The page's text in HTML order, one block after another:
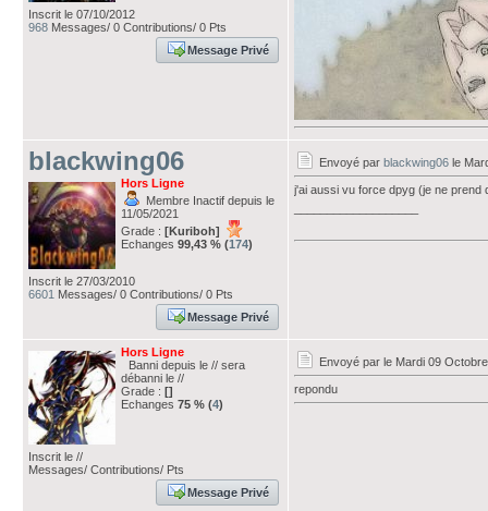
Inscrit le 07/10/2012
968 Messages/ 0 Contributions/ 0 Pts
Message Privé
blackwing06
Hors Ligne
Membre Inactif depuis le
11/05/2021
Grade : [Kuriboh]
Echanges 99,43 % (174)
Inscrit le 27/03/2010
6601 Messages/ 0 Contributions/ 0 Pts
Message Privé
Envoyé par blackwing06 le
j'ai aussi vu force dpyg (je ne prend
Hors Ligne
Banni depuis le // sera
débanni le //
Grade : []
Echanges 75 % (4)
Inscrit le //
Messages/ Contributions/ Pts
Message Privé
Envoyé par le Mardi 09
repondu